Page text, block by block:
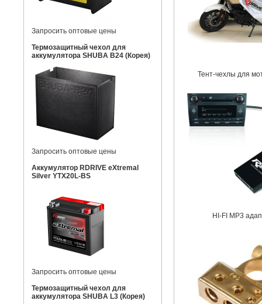
Запросить оптовые цены
Термозащитный чехол для
аккумулятора SHUBA B24 (Корея)
Запросить оптовые цены
Аккумулятор RDRIVE eXtremal
Silver YTX20L-BS
Запросить оптовые цены
Термозащитный чехол для
аккумулятора SHUBA L3 (Корея)
Тент-чехлы для
HI-FI MP3